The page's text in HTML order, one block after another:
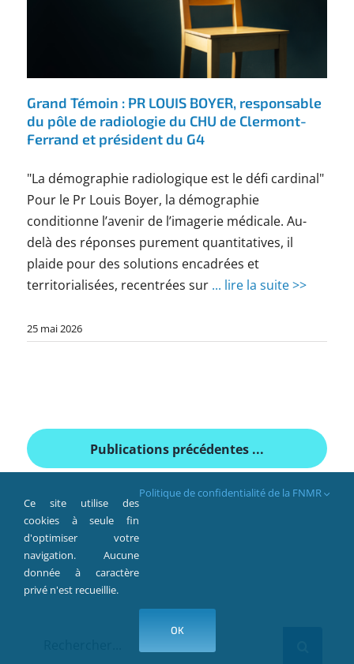
Grand Témoin : PR LOUIS BOYER, responsable
du pôle de radiologie du CHU de Clermont-
Ferrand et président du G4
"La démographie radiologique est le défi cardinal"
Pour le Pr Louis Boyer, la démographie
conditionne l’avenir de l’imagerie médicale. Au-
delà des réponses purement quantitatives, il
plaide pour des solutions encadrées et
territorialisées, recentrées sur... lire la suite >>
25 mai 2026
Publications précédentes ...
Ce site utilise des
cookies à seule fin
d'optimiser votre
navigation. Aucune
donnée à caractère
privé n'est recueillie.
Politique de confidentialité de la FNMR
OK